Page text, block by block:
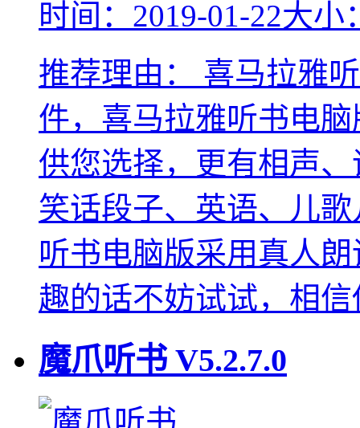
时间：2019-01-22大小
推荐理由：
喜马拉雅
件，喜马拉雅听书电
供您选择，更有相声
笑话段子、英语、儿
听书电脑版采用真人
趣的话不妨试试，相信
魔爪听书 V5.2.7.0